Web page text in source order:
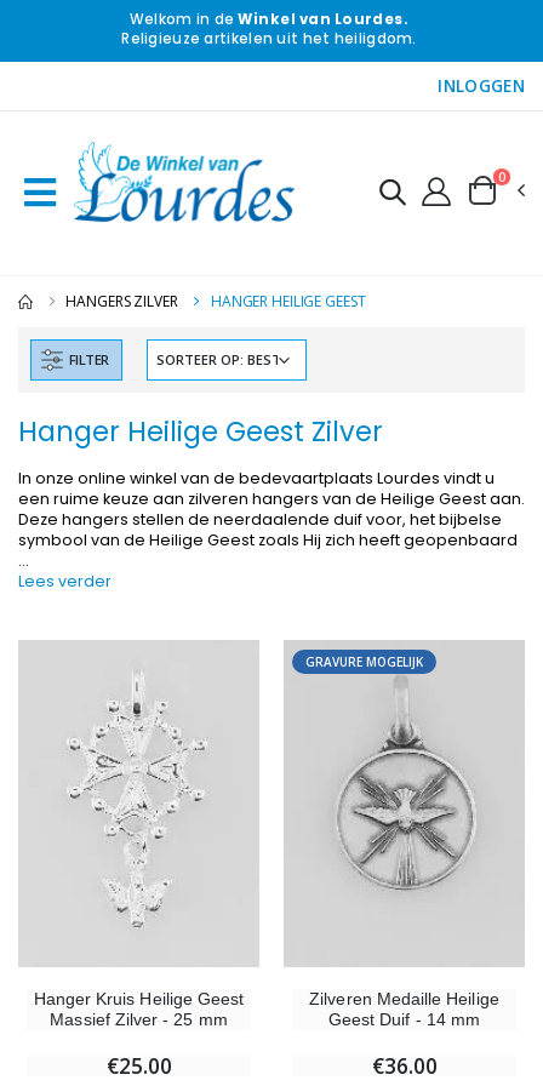
Welkom in deWinkel van Lourdes.
Religieuze artikelen uit het heiligdom.
INLOGGEN
0
HANGERS ZILVER HANGER HEILIGE GEEST
FILTER
Hanger Heilige Geest Zilver
In onze online winkel van de bedevaartplaats Lourdes vindt u
een ruime keuze aan zilveren hangers van de Heilige Geest aan.
Deze hangers stellen de neerdaalende duif voor, het bijbelse
symbool van de Heilige Geest zoals Hij zich heeft geopenbaard
...
Lees verder
Hanger Kruis Heilige Geest
Massief Zilver - 25 mm
€25.00
GRAVURE MOGELIJK
Zilveren Medaille Heilige
Geest Duif - 14 mm
€36.00
-10%
€15.00
Wierook-Set Benzoë + Kooltjes + Wierookvat
€21.90
-20%
€24.90
€12.00